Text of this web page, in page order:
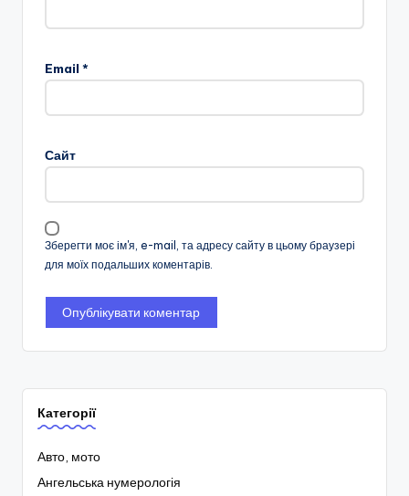
Email *
Сайт
Зберегти моє ім'я, e-mail, та адресу сайту в цьому браузері
для моїх подальших коментарів.
Категорії
Авто, мото
Ангельська нумерологія